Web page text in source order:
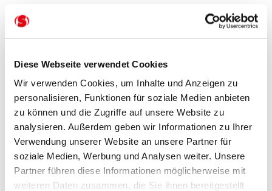
Diese Webseite verwendet Cookies
Wir verwenden Cookies, um Inhalte und Anzeigen zu
personalisieren, Funktionen für soziale Medien anbieten
zu können und die Zugriffe auf unsere Website zu
analysieren. Außerdem geben wir Informationen zu Ihrer
Verwendung unserer Website an unsere Partner für
soziale Medien, Werbung und Analysen weiter. Unsere
Partner führen diese Informationen möglicherweise mit
weiteren Daten zusammen, die Sie ihnen bereitgestellt
einzigartiger gestalterischer Wirkung. Holz- und
Bambus-Jalousien von ANWIS geben Ihren Räumen
eine ganz natürliche, persönliche Note. Durch
unterschiedlichste Farbtöne und Lamellengrößen
finden Sie garantiert die Lösung, die zu Ihrem Stil
und Ihrer Einrichtung passt. Ideal für alle, die das
Zuhause zu einem warmen, gemütlichen Ort für die
ganze Familie machen möchten.